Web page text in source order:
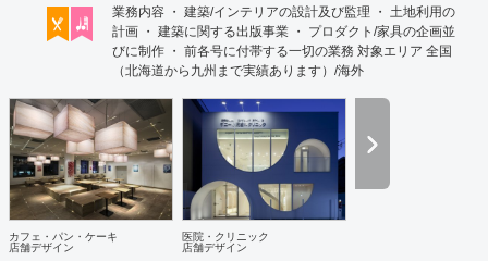
業務内容 ・ 建築/インテリアの設計及び監理 ・ 土地利用の
計画 ・ 建築に関する出版事業 ・ プロダクト/家具の企画並
びに制作 ・ 前各号に付帯する一切の業務 対象エリア 全国
（北海道から九州まで実績あります）/海外
カフェ・パン・ケーキ
店舗デザイン
医院・クリニック
店舗デザイン